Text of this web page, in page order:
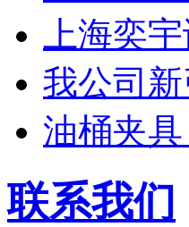
上海奕
我公司
油桶夹
联系我们